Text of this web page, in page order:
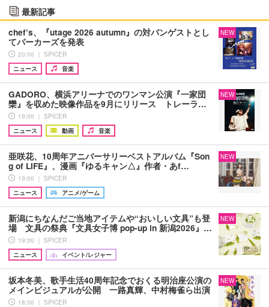
最新記事
chef’s、『utage 2026 autumn』の対バンゲストとし
てパーカーズを発表
20:00 ｜ SPICER
ニュース
音楽
NEW
GADORO、横浜アリーナでのワンマン公演『一家団
欒』を収めた映像作品を9月にリリース トレーラ…
19:00 ｜ SPICER
ニュース
動画 音楽
NEW
亜咲花、10周年アニバーサリーベストアルバム『Son
g of LIFE』、漫画『ゆるキャン△』作者・あf…
19:00 ｜ SPICER
ニュース
アニメ/ゲーム
NEW
新潟にちなんだご当地アイテムや“おいしい文具”も登
場 文具の祭典『文具女子博 pop-up in 新潟2026』…
19:00 ｜ SPICER
ニュース
イベント/レジャー
NEW
坂本冬美、歌手生活40周年記念でおくる明治座公演の
メインビジュアルが公開 一路真輝、中村梅雀ら出演
18:00 ｜ SPICER
NEW